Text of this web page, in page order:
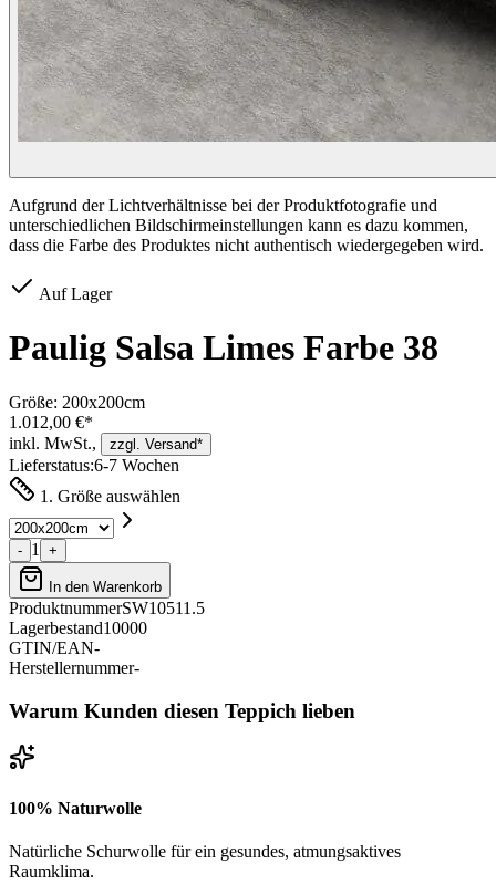
Aufgrund der Lichtverhältnisse bei der Produktfotografie und
unterschiedlichen Bildschirmeinstellungen kann es dazu kommen,
dass die Farbe des Produktes nicht authentisch wiedergegeben wird.
Auf Lager
Paulig Salsa Limes Farbe 38
Größe: 200x200cm
1.012,00 €*
inkl. MwSt.,
zzgl. Versand*
Lieferstatus:6-7 Wochen
1. Größe auswählen
- 1 +
In den Warenkorb
ProduktnummerSW10511.5
Lagerbestand10000
GTIN/EAN-
Herstellernummer-
Warum Kunden diesen Teppich lieben
100% Naturwolle
Natürliche Schurwolle für ein gesundes, atmungsaktives
Raumklima.